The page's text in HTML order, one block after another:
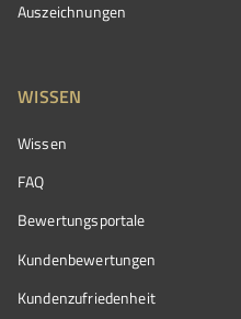
Auszeichnungen
WISSEN
Wissen
FAQ
Bewertungsportale
Kundenbewertungen
Kundenzufriedenheit